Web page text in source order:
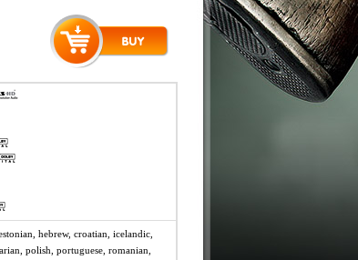
estonian, hebrew, croatian, icelandic,
polish, portuguese, romanian,